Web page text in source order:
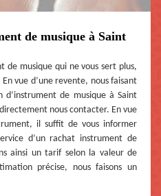
de musique à Saint
de musique qui ne vous sert plus,
vue d’une revente, nous faisant
de musique à Saint
nous contacter. En vue
il suffit de vous informer
d’un rachat instrument de
ainsi un tarif selon la valeur de
précise, nous faisons un